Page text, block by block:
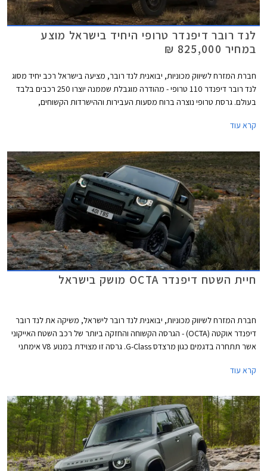
לנד רובר דיפנדר טרופי היחיד בישראל מוצע
במחיר 825,000 ₪
חברת המזרח לשיווק מכוניות, יבואנית לנד רובר, מציעה בישראל רכב יחיד מסוג
לנד רובר דיפנדר 110 טרופי - מהודרה מוגבלת שממנה יוצרו 250 רכבים בלבד
בעולם. גרסת טרופי נוצרה ברוח מסעות העבירות וההישרדות הקשוחים,
מלאה הכוללת גגון מסיבי, סולם אחורי, שנורקל לעבירות משופרת במים, וארגז
צד ייעודי לאחסון ציוד. מחירו של לנד רובר דיפנדר טרופי עומד על 825,000 ₪.
קרא עוד
חיית השטח דיפנדר OCTA מושק בישראל
חברת המזרח לשיווק מכוניות, יבואנית לנד רובר לישראל, משיקה את לנד רובר
דיפנדר אוקטה (OCTA) - הגרסה הקשוחה והחזקה ביותר של רכב השטח האייקוני
אשר תתחרה בדגמים כגון מרצדס G-Class. גרסה זו מצוידת במנוע V8 אימתני
היהלום בקורות האחוריות אשר נבחר לייצג את הדגם בשל היותו המינרל הקשה
העומד על החל מ- 1,511,000 ₪, כך שרק בודדים בישראל יזכו לרכוש את גרסת
אוקטה המעניינת.
קרא עוד